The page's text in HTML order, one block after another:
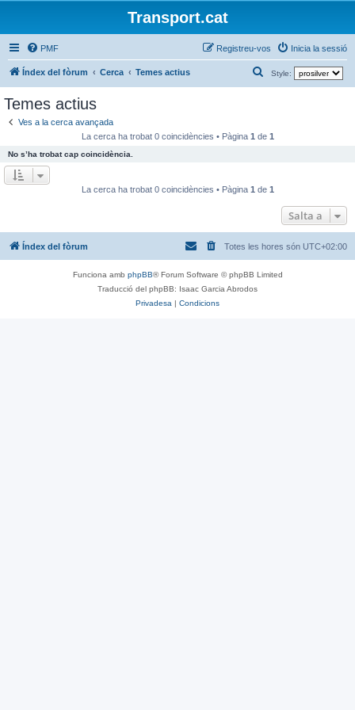
Transport.cat
PMF Inicia la sessió
Registreu-vos
Índex del fòrum Cerca Temes actius Style:
e
Temes actius
Ves a la cerca avançada
La cerca ha trobat 0 coincidències • Pàgina 1 de 1
No s’ha trobat cap coincidència.
La cerca ha trobat 0 coincidències • Pàgina 1 de 1
Salta a
Índex del fòrum Totes les hores són UTC+02:00
Funciona amb phpBB® Forum Software © phpBB Limited
Traducció del phpBB: Isaac Garcia Abrodos
Privadesa | Condicions